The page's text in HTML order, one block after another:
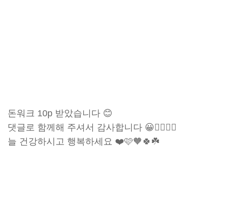
돈워크 10p 받았습니다 😊
댓글로 함께해 주셔서 감사합니다 😀🙇‍♀️🙇‍♂️
늘 건강하시고 행복하세요 ❤️🩷🧡🍀☘️